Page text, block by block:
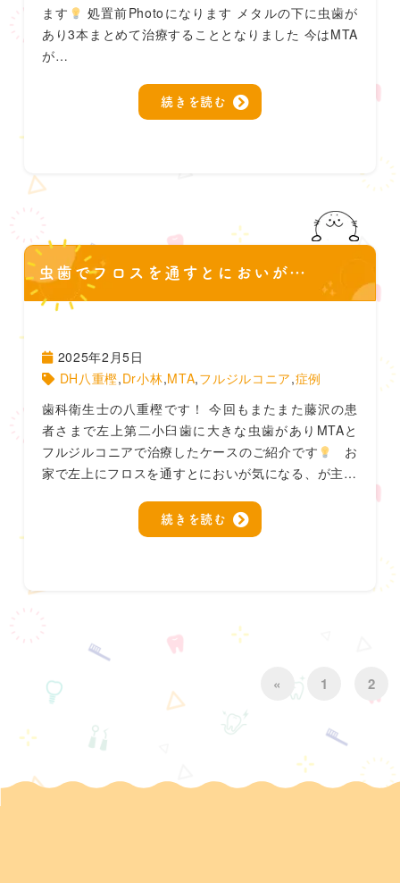
ます
処置前Photoになります メタルの下に虫歯が
あり3本まとめて治療することとなりました 今はMTA
が…
続きを読む
虫歯でフロスを通すとにおいが…
2025年2月5日
DH八重樫,Dr小林,MTA,フルジルコニア,症例
歯科衛生士の八重樫です！ 今回もまたまた藤沢の患
者さまで左上第二小臼歯に大きな虫歯がありMTAと
フルジルコニアで治療したケースのご紹介です
お
家で左上にフロスを通すとにおいが気になる、が主…
続きを読む
« 1 2